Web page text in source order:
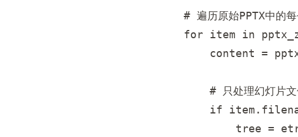
# 遍历原始PPTX中的每
for item in
content =
# 只处理幻灯片文
if
tree =